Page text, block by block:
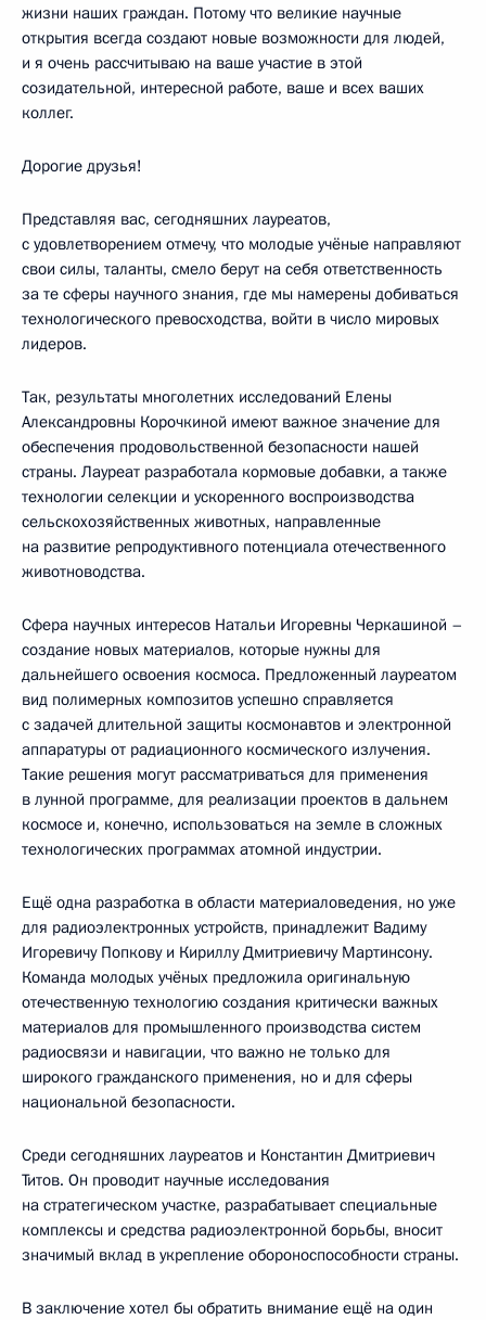
жизни наших граждан. Потому что великие научные
открытия всегда создают новые возможности для людей,
и я очень рассчитываю на ваше участие в этой
созидательной, интересной работе, ваше и всех ваших
коллег.
Дорогие друзья!
Представляя вас, сегодняшних лауреатов,
с удовлетворением отмечу, что молодые учёные направляют
свои силы, таланты, смело берут на себя ответственность
за те сферы научного знания, где мы намерены добиваться
технологического превосходства, войти в число мировых
лидеров.
Так, результаты многолетних исследований Елены
Александровны Корочкиной имеют важное значение для
обеспечения продовольственной безопасности нашей
страны. Лауреат разработала кормовые добавки, а также
технологии селекции и ускоренного воспроизводства
сельскохозяйственных животных, направленные
на развитие репродуктивного потенциала отечественного
животноводства.
Сфера научных интересов Натальи Игоревны Черкашиной –
создание новых материалов, которые нужны для
дальнейшего освоения космоса. Предложенный лауреатом
вид полимерных композитов успешно справляется
с задачей длительной защиты космонавтов и электронной
аппаратуры от радиационного космического излучения.
Такие решения могут рассматриваться для применения
в лунной программе, для реализации проектов в дальнем
космосе и, конечно, использоваться на земле в сложных
технологических программах атомной индустрии.
Ещё одна разработка в области материаловедения, но уже
для радиоэлектронных устройств, принадлежит Вадиму
Игоревичу Попкову и Кириллу Дмитриевичу Мартинсону.
Команда молодых учёных предложила оригинальную
отечественную технологию создания критически важных
материалов для промышленного производства систем
радиосвязи и навигации, что важно не только для
широкого гражданского применения, но и для сферы
национальной безопасности.
Среди сегодняшних лауреатов и Константин Дмитриевич
Титов. Он проводит научные исследования
на стратегическом участке, разрабатывает специальные
комплексы и средства радиоэлектронной борьбы, вносит
значимый вклад в укрепление обороноспособности страны.
В заключение хотел бы обратить внимание ещё на один